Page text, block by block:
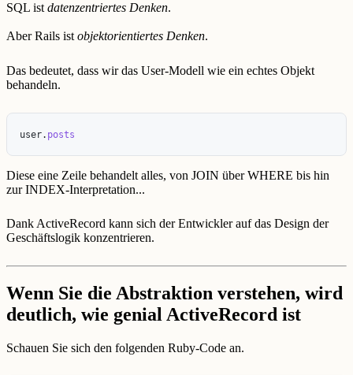
SQL ist datenzentriertes Denken.
Aber Rails ist objektorientiertes Denken.
Das bedeutet, dass wir das User-Modell wie ein echtes Objekt
behandeln.
user. posts
Diese eine Zeile behandelt alles, von JOIN über WHERE bis hin
zur INDEX-Interpretation...
Dank ActiveRecord kann sich der Entwickler auf das Design der
Geschäftslogik konzentrieren.
Wenn Sie die Abstraktion verstehen, wird
deutlich, wie genial ActiveRecord ist
Schauen Sie sich den folgenden Ruby-Code an.